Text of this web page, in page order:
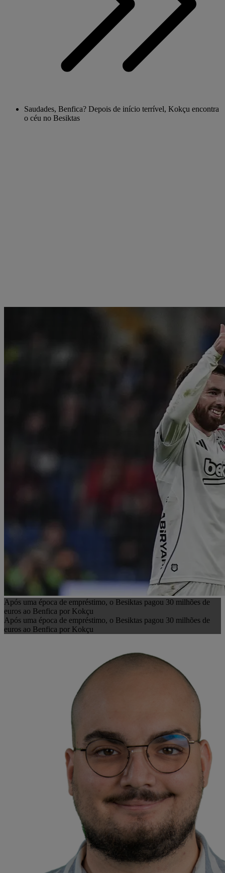
Saudades, Benfica? Depois de início terrível, Kokçu encontra
o céu no Besiktas
Após uma época de empréstimo, o Besiktas pagou 30 milhões de
euros ao Benfica por Kokçu
Após uma época de empréstimo, o Besiktas pagou 30 milhões de
euros ao Benfica por Kokçu